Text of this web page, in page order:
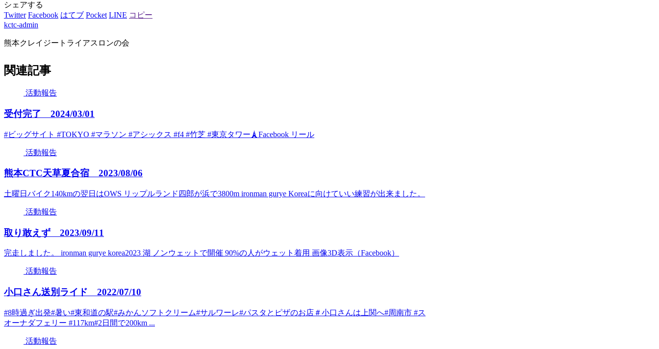
シェアする
Twitter Facebook はてブ Pocket LINE コピー
kctc-admin
熊本クレイジートライアスロンの会
関連記事
活動報告
受付完了 2024/03/01
#ビッグサイト #TOKYO #マラソン #アシックス #f4 #竹芝 #東京タワー🗼Facebook リール
活動報告
熊本CTC天草夏合宿 2023/08/06
土曜日バイク140kmの翌日はOWS リップルランド四郎が浜で3800m ironman gurye Koreaに向けていい練習が出来ました。
活動報告
取り敢えず 2023/09/11
完走しました。 ironman gurye korea2023 湖 ノンウェットで開催 90%の人がウェット着用 画像3D表示（Facebook）
活動報告
小口さん送別ライド 2022/07/10
#8時過ぎ出発#暑い#東和道の駅#みかんソフトクリーム#サルワーレ#パスタとピザのお店＃小口さんは上関へ#周南市 #ス
オーナダフェリー #117km#2日間で200km ...
活動報告